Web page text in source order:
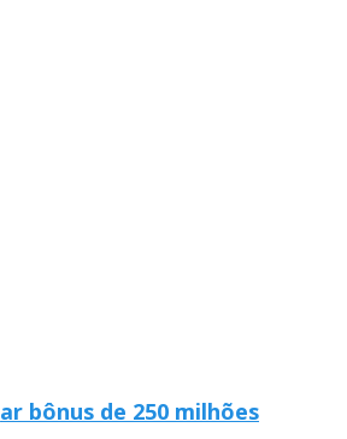
bônus de 250 milhões